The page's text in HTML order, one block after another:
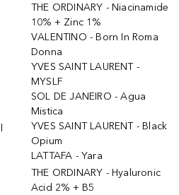
THE ORDINARY - Niacinamide
10% + Zinc 1%
VALENTINO - Born In Roma
Donna
YVES SAINT LAURENT -
MYSLF
SOL DE JANEIRO - Agua
Mistica
YVES SAINT LAURENT - Black
Opium
LATTAFA - Yara
THE ORDINARY - Hyaluronic
Acid 2% + B5